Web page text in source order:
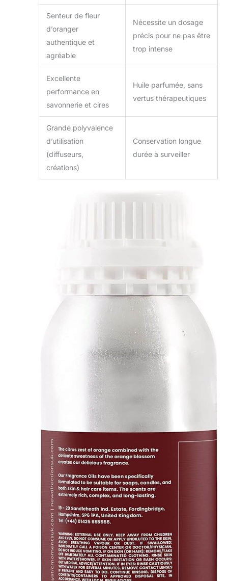
Senteur de fleur
d’oranger
authentique et
agréable
Nécessite un dosage
précis pour ne pas être
trop intense
Excellente
performance en
savonnerie et cires
Huile parfumée, sans
vertus thérapeutiques
Grande polyvalence
d’utilisation
(diffuseurs,
créations)
Conservation longue
durée à surveiller